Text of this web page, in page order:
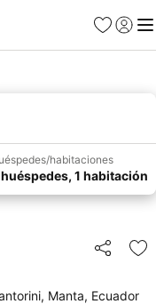
Favoritos
Iniciar
habitaciones
1 habitación
Compartir
Manta, Ecuador